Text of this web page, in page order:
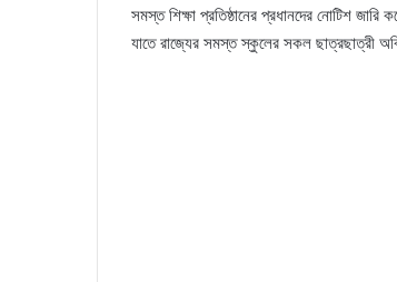
সমস্ত শিক্ষা প্রতিষ্ঠানের প্রধানদের নোটিশ
যাতে রাজ্যের সমস্ত স্কুলের সকল ছাত্রছাত্রী